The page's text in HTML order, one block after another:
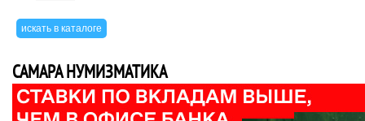
САМАРА НУМИЗМАТИКА